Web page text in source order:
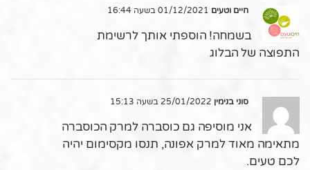
חיים וטעים
בשמחה! הוספתי אותך לרשימת
התפוצה של הבלוג
סוני בנימין
אני מוסיפה גם כוסברה למרק הכוסברה
מתאימה מאוד למרק אפונה, תנסו מקסימום יהיה
לכם טעים.